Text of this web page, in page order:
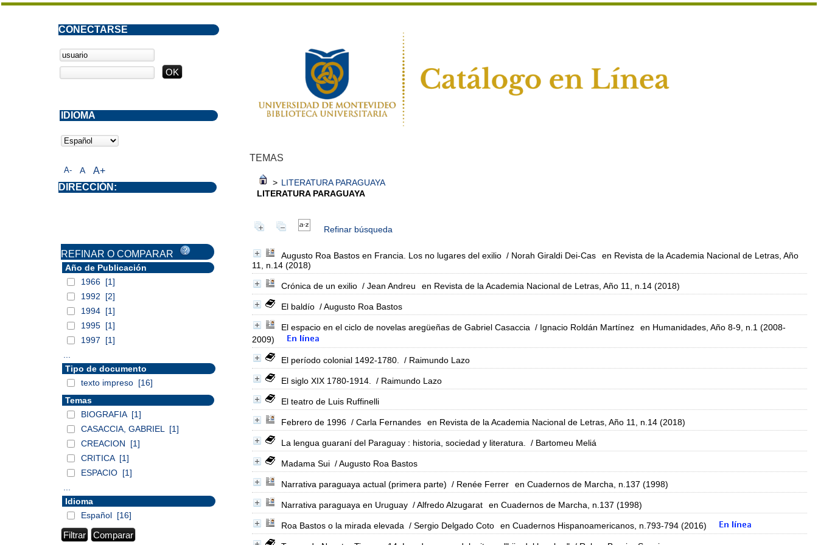
TEMAS
> LITERATURA PARAGUAYA
LITERATURA PARAGUAYA
Refinar búsqueda
Augusto Roa Bastos en Francia. Los no lugares del exilio / Norah Giraldi Dei-Cas
en Revista de la Academia Nacional de Letras, Año
11, n.14 (2018)
Crónica de un exilio / Jean Andreu en Revista de la Academia Nacional de Letras, Año 11, n.14 (2018)
El baldío / Augusto Roa Bastos
El espacio en el ciclo de novelas aregüeñas de Gabriel Casaccia / Ignacio Roldán Martínez
en Humanidades, Año 8-9, n.1 (2008-
2009)
El período colonial 1492-1780. / Raimundo Lazo
El siglo XIX 1780-1914. / Raimundo Lazo
El teatro de Luis Ruffinelli
Febrero de 1996 / Carla Fernandes en Revista de la Academia Nacional de Letras, Año 11, n.14 (2018)
La lengua guaraní del Paraguay : historia, sociedad y literatura. / Bartomeu Meliá
Madama Sui / Augusto Roa Bastos
Narrativa paraguaya actual (primera parte) / Renée Ferrer en Cuadernos de Marcha, n.137 (1998)
Narrativa paraguaya en Uruguay / Alfredo Alzugarat en Cuadernos de Marcha, n.137 (1998)
Roa Bastos o la mirada elevada / Sergio Delgado Coto en Cuadernos Hispanoamericanos, n.793-794 (2016)
A- A A+
CONECTARSE
DIRECCIÓN:
IDIOMA
REFINAR O COMPARAR
Año de Publicación
1966 [1]
1992
[2]
1994 [1]
1995 [1]
1997
[1]
Tipo de documento
texto impreso [16]
Temas
BIOGRAFIA [1]
CASACCIA, GABRIEL
[1]
CREACION
[1]
CRITICA [1]
ESPACIO [1]
Idioma
Español [16]